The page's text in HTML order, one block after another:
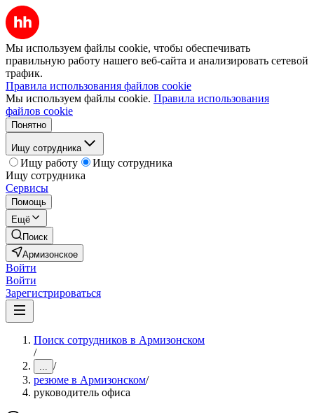
Мы используем файлы cookie, чтобы обеспечивать
правильную работу нашего веб-сайта и анализировать сетевой
трафик.
Правила использования файлов cookie
Мы используем файлы cookie. Правила использования
файлов cookie
Понятно
Ищу сотрудника
Ищу работу
Ищу сотрудника
Ищу сотрудника
Сервисы
Помощь
Ещё
Поиск
Армизонское
Войти
Войти
Зарегистрироваться
Поиск сотрудников в Армизонском
/
... /
резюме в Армизонском/
руководитель офиса